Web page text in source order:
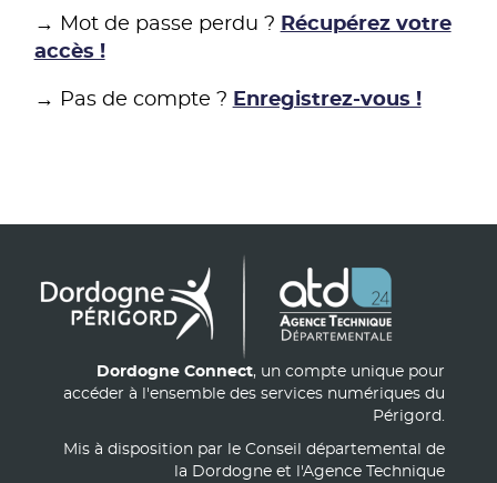
→ Mot de passe perdu ? Récupérez votre
accès !
→ Pas de compte ? Enregistrez-vous !
Dordogne Connect, un compte unique pour
accéder à l'ensemble des services numériques du
Périgord.
Mis à disposition par le Conseil départemental de
la Dordogne et l'Agence Technique